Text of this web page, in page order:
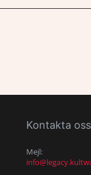
Kontakta oss
Mejl: